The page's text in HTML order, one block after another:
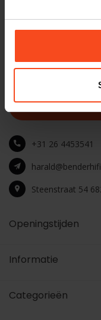
winkel
+31 26 4453541
Steenstraat 54
Openingstijden
Informatie
Categorieën